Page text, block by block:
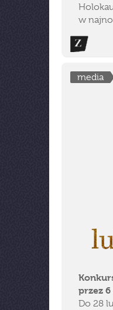
w
media
przez
Do 28